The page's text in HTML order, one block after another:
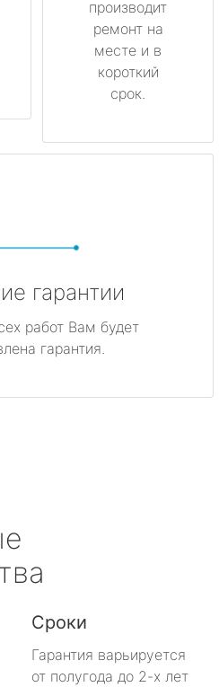
производит
ремонт на
месте и в
короткий
срок.
гарантии
работ Вам будет
гарантия.
Сроки
Гарантия варьируется
от полугода до 2-х лет